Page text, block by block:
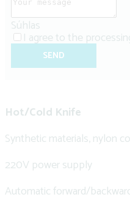
Súhlas
I agree to the
SEND
Hot/Cold Knife
Synthetic materials, nylon
220V power supply
Automatic forward/